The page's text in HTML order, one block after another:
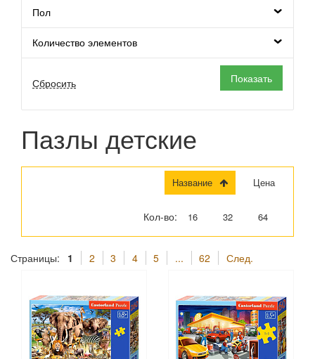
Пол
Количество элементов
Пазлы детские
Название Цена
Кол-во: 16 32 64
Страницы: 1 2 3 4 5 ... 62 След.